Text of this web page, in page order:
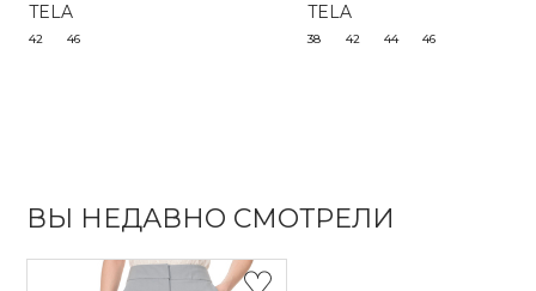
TELA
42 46
TELA
38 42 44 46
ВЫ НЕДАВНО СМОТРЕЛИ